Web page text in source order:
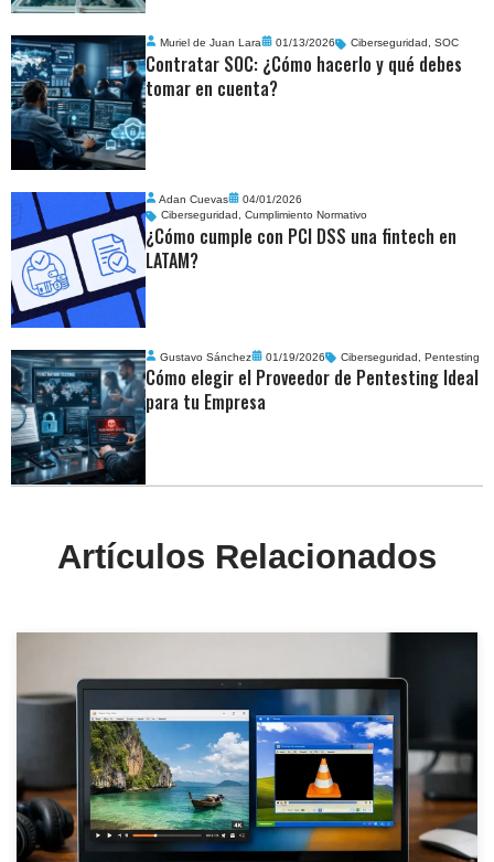
Muriel de Juan Lara 01/13/2026 Ciberseguridad ,SOC
Contratar SOC: ¿Cómo hacerlo y qué debes
tomar en cuenta?
Adan Cuevas
04/01/2026
Ciberseguridad ,Cumplimiento Normativo
¿Cómo cumple con PCI DSS una fintech en
LATAM?
Gustavo Sánchez 01/19/2026 Ciberseguridad ,Pentesting
Cómo elegir el Proveedor de Pentesting Ideal
para tu Empresa
Artículos Relacionados